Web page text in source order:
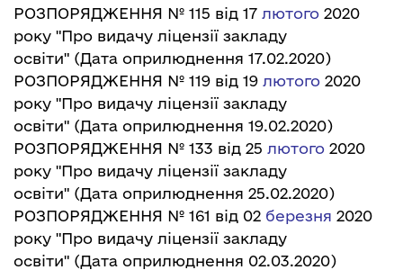
РОЗПОРЯДЖЕННЯ № 115 від 17 лютого 2020
року "Про видачу ліцензії закладу
освіти" (Дата оприлюднення 17.02.2020)
РОЗПОРЯДЖЕННЯ № 119 від 19 лютого 2020
року "Про видачу ліцензії закладу
освіти" (Дата оприлюднення 19.02.2020)
РОЗПОРЯДЖЕННЯ № 133 від 25 лютого 2020
року "Про видачу ліцензії закладу
освіти" (Дата оприлюднення 25.02.2020)
РОЗПОРЯДЖЕННЯ № 161 від 02 березня 2020
року "Про видачу ліцензії закладу
освіти" (Дата оприлюднення 02.03.2020)